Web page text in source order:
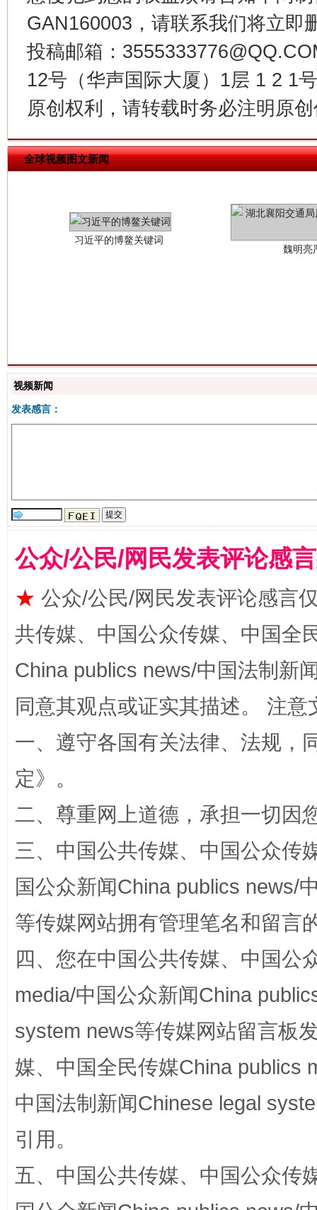
GAN160003，请联系我们将立即
投稿邮箱：
12号（华声国际大厦）1层 1 2 1
原创权利，请转载时务必注明原
全球视频图文新闻
习近平的博鳌关键词
魏明亮
揭批美国五大"原罪" "炒
视频新闻
发表感言：
公众/公民/网民发表评论感
★ 公众/公民/网民发表评论感言
共传媒、中国公众传媒、中国全
China publics news/中国法制新
同意其观点或证实其描述。 注
一、遵守各国有关法律、法规，
定》。
二、尊重网上道德，承担一切因
三、中国公共传媒、中国公众传
国公众新闻China publics news/
等传媒网站拥有管理笔名和留言
四、您在中国公共传媒、中国公
media/中国公众新闻China
system news等传媒网站留言板
媒、中国全民传媒China publics
中国法制新闻Chinese legal
引用。
五、中国公共传媒、中国公众传